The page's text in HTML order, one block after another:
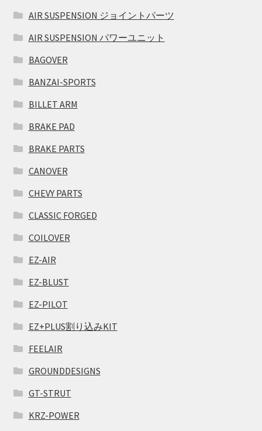
AIR SUSPENSION ジョイントパーツ
AIR SUSPENSION パワーユニット
BAGOVER
BANZAI-SPORTS
BILLET ARM
BRAKE PAD
BRAKE PARTS
CANOVER
CHEVY PARTS
CLASSIC FORGED
COILOVER
EZ-AIR
EZ-BLUST
EZ-PILOT
EZ+PLUS割り込みKIT
FEELAIR
GROUNDDESIGNS
GT-STRUT
KRZ-POWER